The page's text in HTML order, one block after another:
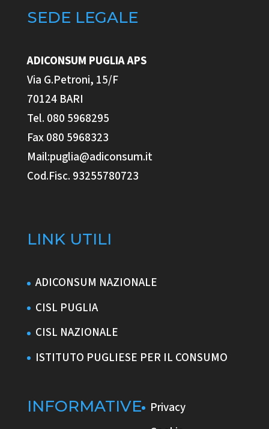
SEDE LEGALE
ADICONSUM PUGLIAAPS
Via G.Petroni, 15/F
70124 BARI
Tel. 080 5968295
Fax 080 5968323
Mail:puglia@adiconsum.it
Cod.Fisc. 93255780723
LINK UTILI
ADICONSUM NAZIONALE
CISL PUGLIA
CISL NAZIONALE
ISTITUTO PUGLIESE PER IL CONSUMO
INFORMATIVE
Privacy